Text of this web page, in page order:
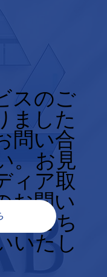
スのご
ました
問い合
。お見
ィア取
お問い
もこち
いたし